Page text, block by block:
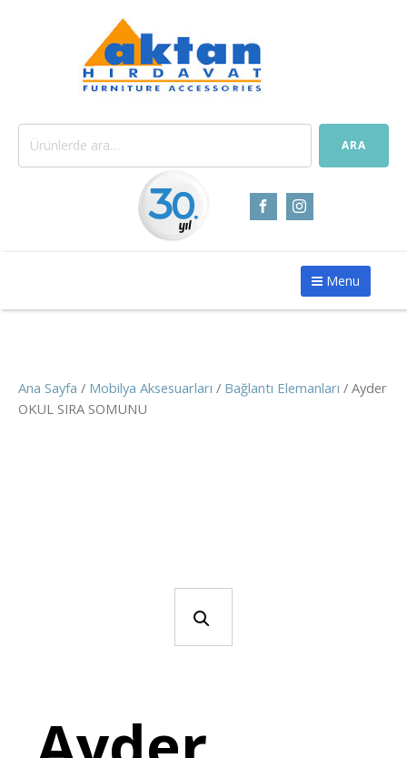
Ara: ARA
Menu
Ana Sayfa / Mobilya Aksesuarları / Bağlantı Elemanları / Ayder
OKUL SIRA SOMUNU